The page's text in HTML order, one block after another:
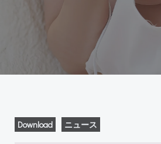
Download ニュース